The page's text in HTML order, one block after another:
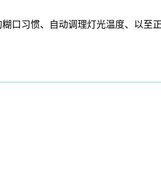
习惯、自动调理灯光温度、以至